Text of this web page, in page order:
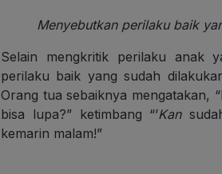
Menyebutkan perilaku baik
Selain mengkritik perilaku anak
perilaku baik yang sudah
Orang tua sebaiknya mengatakan,
bisa lupa?” ketimbang “’Kan
kemarin malam!”